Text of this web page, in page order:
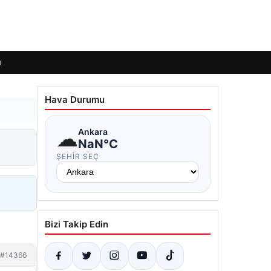
#14366
Hava Durumu
☁Ankara
NaN°C
ŞEHIR SEÇ
Bizi Takip Edin